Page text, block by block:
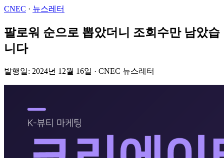
CNEC · 뉴스레터
팔로워 순으로 뽑았더니 조회수만 남았습
니다
발행일: 2024년 12월 16일 · CNEC 뉴스레터